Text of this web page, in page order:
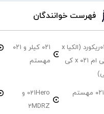
فهرست خوانندگان
۰۱۱ریکورد (الکیا x
کی ام ۰۲۱ x کی
۰۲۱ کیلر و ۰۲۱
مهستم
۰۲۱ مهستم
021Hero و
2MDRZ